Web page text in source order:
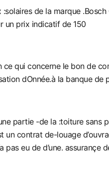
de la marque
un prix indicatif de 150
qui concerne le bon de
dOnnée.à la banque
partie -de la :toiture sans
contrat de-louage
pas eu de d’une. assurançe